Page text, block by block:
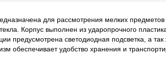
для рассмотрения мелких предметов
Корпус выполнен из ударопрочного
предусмотрена светодиодная подсветка, а
обеспечивает удобство хранения и